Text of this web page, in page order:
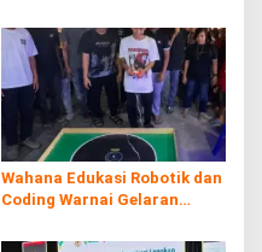
Wahana Edukasi Robotik dan
Coding Warnai Gelaran